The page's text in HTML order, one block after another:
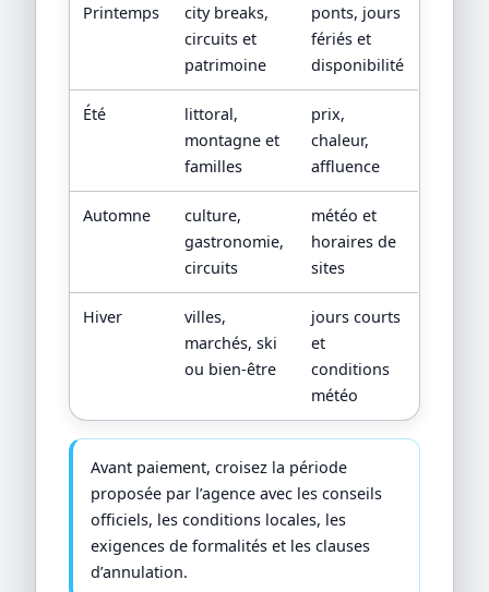
Printemps
city breaks,
circuits et
patrimoine
ponts, jours
fériés et
disponibilité
Été
littoral,
montagne et
familles
prix,
chaleur,
affluence
Automne
culture,
gastronomie,
circuits
météo et
horaires de
sites
Hiver
villes,
marchés, ski
ou bien-être
jours courts
et
conditions
météo
Avant paiement, croisez la période
proposée par l’agence avec les conseils
officiels, les conditions locales, les
exigences de formalités et les clauses
d’annulation.